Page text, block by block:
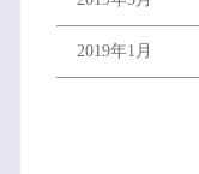
2019年1月